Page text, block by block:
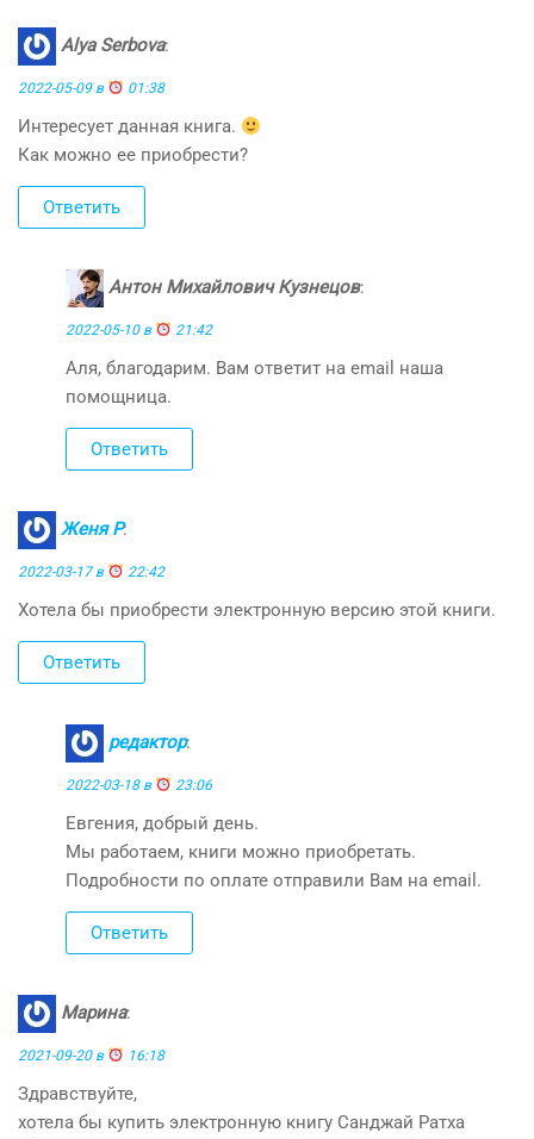
Alya Serbova:
2022-05-09 в 01:38
Интересует данная книга.
Как можно ее приобрести?
Ответить
Антон Михайлович Кузнецов:
2022-05-10 в 21:42
Аля, благодарим. Вам ответит на email наша
помощница.
Ответить
Женя Р:
2022-03-17 в 22:42
Хотела бы приобрести электронную версию этой книги.
Ответить
редактор:
2022-03-18 в 23:06
Евгения, добрый день.
Мы работаем, книги можно приобретать.
Подробности по оплате отправили Вам на email.
Ответить
Марина:
2021-09-20 в 16:18
Здравствуйте,
хотела бы купить электронную книгу Санджай Ратха